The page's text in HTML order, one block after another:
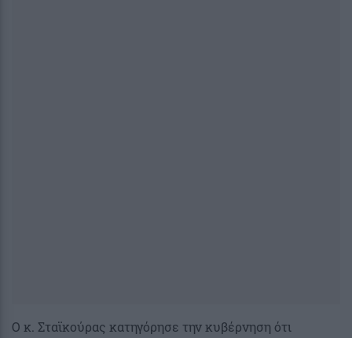
Ο κ. Σταϊκούρας κατηγόρησε την κυβέρνηση ότι